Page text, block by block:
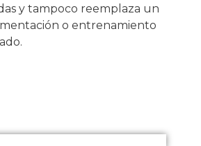
y tampoco reemplaza un
o entrenamiento